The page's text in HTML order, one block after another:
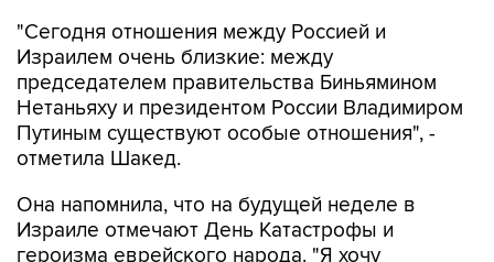
"Сегодня отношения между Россией и
Израилем очень близкие: между
председателем правительства Биньямином
Нетаньяху и президентом России Владимиром
Путиным существуют особые отношения", -
отметила Шакед.
Она напомнила, что на будущей неделе в
Израиле отмечают День Катастрофы и
героизма еврейского народа. "Я хочу